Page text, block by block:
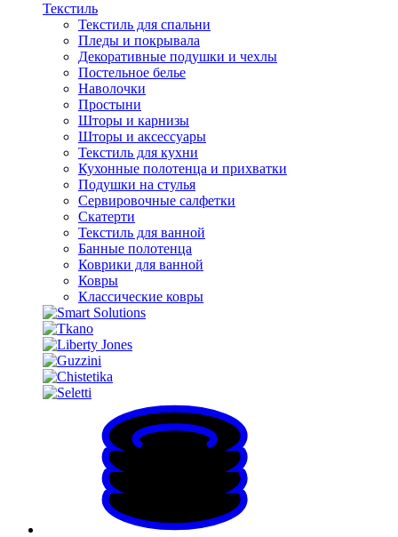
Текстиль
Текстиль для спальни
Пледы и покрывала
Декоративные подушки и чехлы
Постельное белье
Наволочки
Простыни
Шторы и карнизы
Шторы и аксессуары
Текстиль для кухни
Кухонные полотенца и прихватки
Подушки на стулья
Сервировочные салфетки
Скатерти
Текстиль для ванной
Банные полотенца
Коврики для ванной
Ковры
Классические ковры